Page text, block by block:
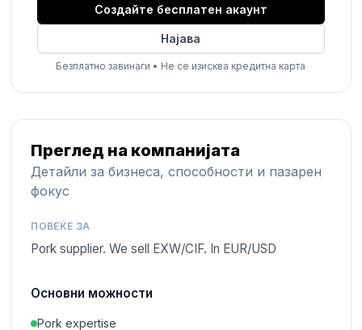
Создайте бесплатен акаунт
Најава
Безплатно завинаги • Не се изисква кредитна карта
Преглед на компанијата
Детайли за бизнеса, способности и пазарен
фокус
ПОВЕЌЕ ЗА
Pork supplier. We sell EXW/CIF. In EUR/USD
Основни можности
Pork expertise